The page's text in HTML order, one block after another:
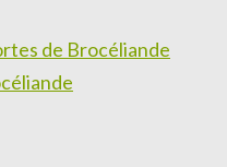
de Brocéliande